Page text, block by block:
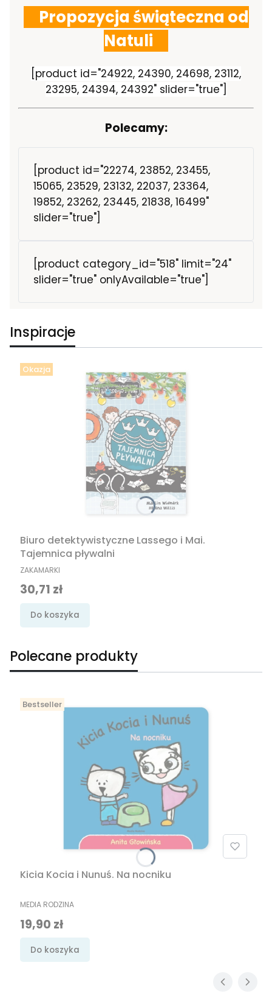
Propozycja świąteczna od
Natuli
[product id="24922, 24390, 24698, 23112,
23295, 24394, 24392" slider="true"]
Polecamy:
[product id="22274, 23852, 23455,
15065, 23529, 23132, 22037, 23364,
19852, 23262, 23445, 21838, 16499"
slider="true"]
[product category_id="518" limit="24"
slider="true" onlyAvailable="true"]
Inspiracje
Okazja
Biuro detektywistyczne Lassego i Mai.
Tajemnica pływalni
PRODUCENT
ZAKAMARKI
Cena promocyjna
30,71 zł
Do koszyka
Polecane produkty
Bestseller
Kicia Kocia i Nunuś. Na nocniku
PRODUCENT
MEDIA RODZINA
Cena
19,90 zł
Do koszyka